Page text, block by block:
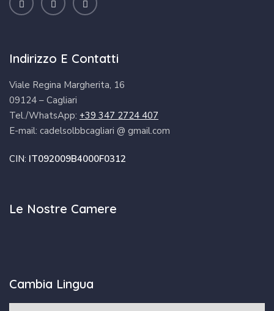
Indirizzo E Contatti
Viale Regina Margherita, 16
09124 – Cagliari
Tel./WhatsApp: +39 347 2724 407
E-mail: cadelsolbbcagliari @ gmail.com
CIN: IT092009B4000F0312
Le Nostre Camere
Cambia Lingua